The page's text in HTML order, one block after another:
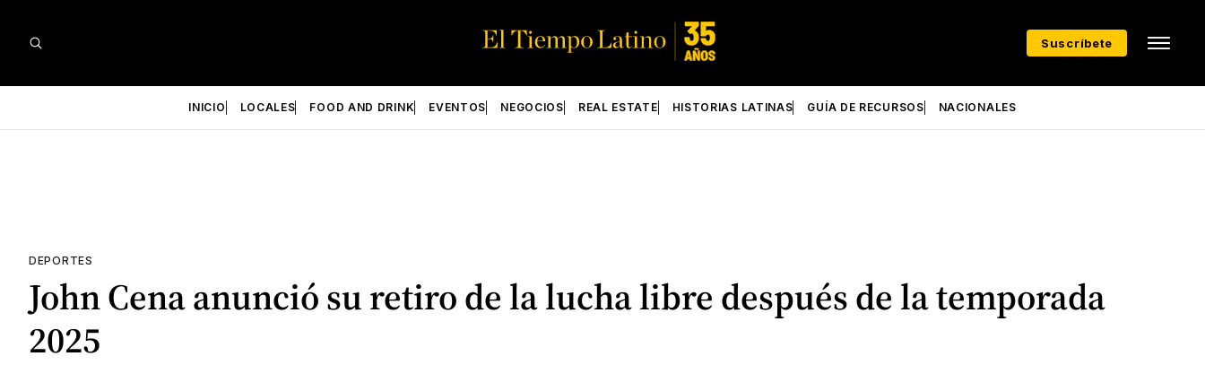
Suscríbete
INICIO LOCALES FOOD AND DRINK EVENTOS NEGOCIOS REAL ESTATE HISTORIAS LATINAS GUÍA DE RECURSOS NACIONALES
DEPORTES
John Cena anunció su retiro de la lucha libre después de la temporada
2025